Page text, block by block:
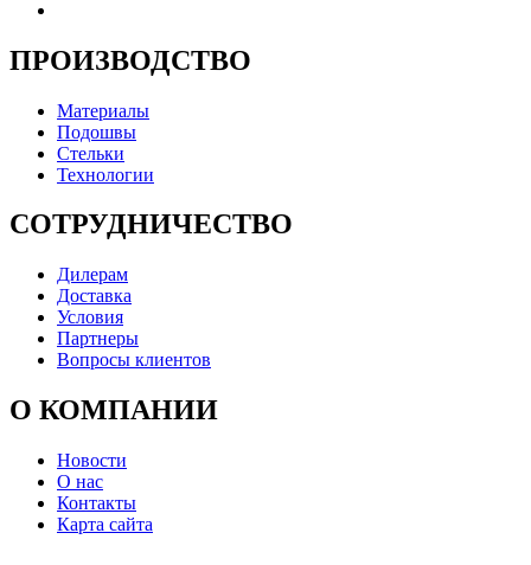
ПРОИЗВОДСТВО
Материалы
Подошвы
Стельки
Технологии
СОТРУДНИЧЕСТВО
Дилерам
Доставка
Условия
Партнеры
Вопросы клиентов
О КОМПАНИИ
Новости
О нас
Контакты
Карта сайта